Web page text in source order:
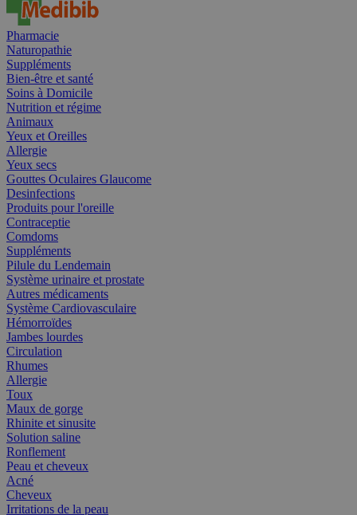
Pharmacie
Naturopathie
Suppléments
Bien-être et santé
Soins à Domicile
Nutrition et régime
Animaux
Yeux et Oreilles
Allergie
Yeux secs
Gouttes Oculaires Glaucome
Desinfections
Produits pour l'oreille
Contraceptie
Comdoms
Suppléments
Pilule du Lendemain
Système urinaire et prostate
Autres médicaments
Système Cardiovasculaire
Hémorroïdes
Jambes lourdes
Circulation
Rhumes
Allergie
Toux
Maux de gorge
Rhinite et sinusite
Solution saline
Ronflement
Peau et cheveux
Acné
Cheveux
Irritations de la peau